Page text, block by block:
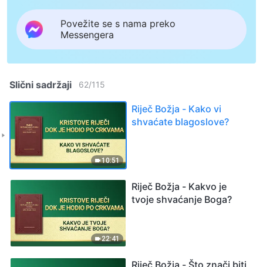
Povežite se s nama preko
Messengera
Slični sadržaji 62/115
10:51
Riječ Božja - Kako vi
shvaćate blagoslove?
22:41
Riječ Božja - Kakvo je
tvoje shvaćanje Boga?
Riječ Božja - Što znači biti